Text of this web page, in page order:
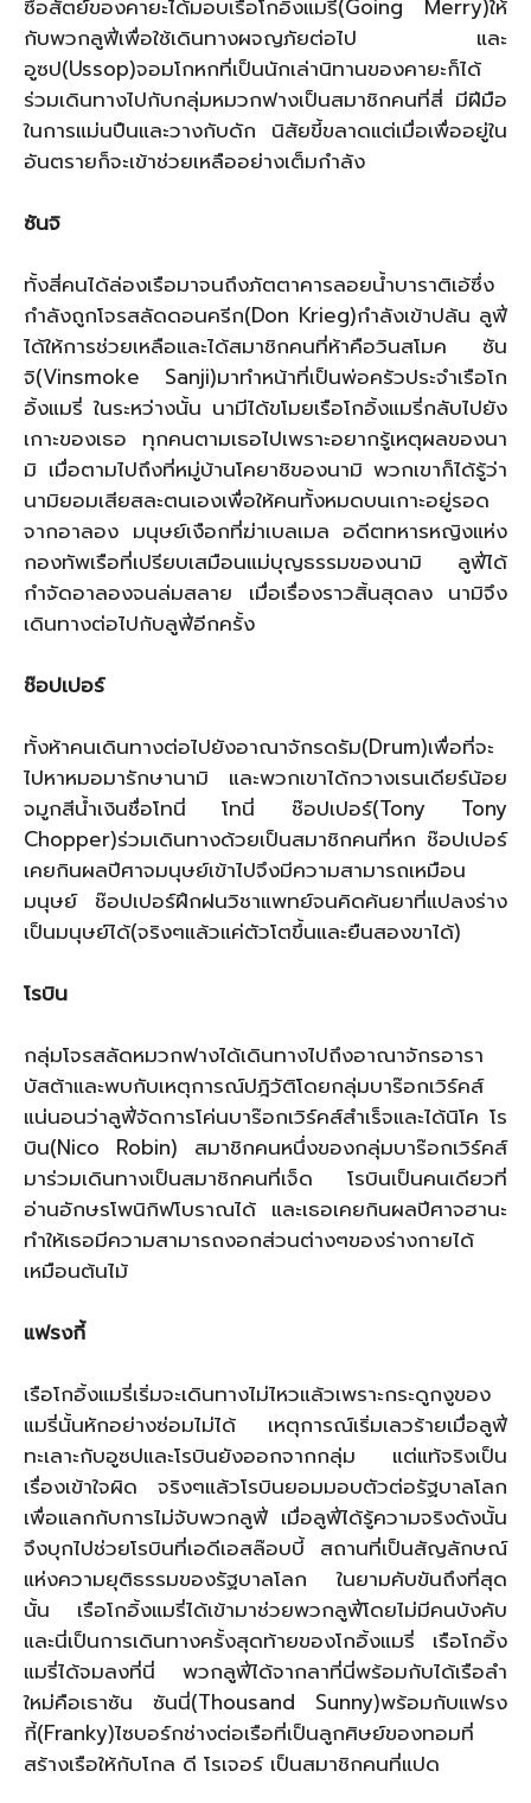
ซึ่อสัตย์ของคายะได้มอบเรือโกอิ้งแมรี่(Going Merry)ให้
กับพวกลูฟี่เพื่อใช้เดินทางผจญภัยต่อไป และ
อูซป(Ussop)จอมโกหกที่เป็นนักเล่านิทานของคายะก็ได้
ร่วมเดินทางไปกับกลุ่มหมวกฟางเป็นสมาชิกคนที่สี่ มีฝีมือ
ในการแม่นปืนและวางกับดัก นิสัยขี้ขลาดแต่เมื่อเพื่ออยู่ใน
อันตรายก็จะเข้าช่วยเหลืออย่างเต็มกำลัง
ซันจิ
ทั้งสี่คนได้ล่องเรือมาจนถึงภัตตาคารลอยน้ำบาราติเอ้ซึ่ง
กำลังถูกโจรสลัดดอนครีก(Don Krieg)กำลังเข้าปล้น ลูฟี่
ได้ให้การช่วยเหลือและได้สมาชิกคนที่ห้าคือวินสโมค ซัน
จิ(Vinsmoke Sanji)มาทำหน้าที่เป็นพ่อครัวประจำเรือโก
อิ้งแมรี่ ในระหว่างนั้น นามีได้ขโมยเรือโกอิ้งแมรี่กลับไปยัง
เกาะของเธอ ทุกคนตามเธอไปเพราะอยากรู้เหตุผลของนา
มิ เมื่อตามไปถึงที่หมู่บ้านโคยาชิของนามิ พวกเขาก็ได้รู้ว่า
นามิยอมเสียสละตนเองเพื่อให้คนทั้งหมดบนเกาะอยู่รอด
จากอาลอง มนุษย์เงือกที่ฆ่าเบลเมล อดีตทหารหญิงแห่ง
กองทัพเรือที่เปรียบเสมือนแม่บุญธรรมของนามิ ลูฟี่ได้
กำจัดอาลองจนล่มสลาย เมื่อเรื่องราวสิ้นสุดลง นามิจึง
เดินทางต่อไปกับลูฟี่อีกครั้ง
ช๊อปเปอร์
ทั้งห้าคนเดินทางต่อไปยังอาณาจักรดรัม(Drum)เพื่อที่จะ
ไปหาหมอมารักษานามิ และพวกเขาได้กวางเรนเดียร์น้อย
จมูกสีน้ำเงินชื่อโทนี่ โทนี่ ช๊อปเปอร์(Tony Tony
Chopper)ร่วมเดินทางด้วยเป็นสมาชิกคนที่หก ช๊อปเปอร์
เคยกินผลปีศาจมนุษย์เข้าไปจึงมีความสามารถเหมือน
มนุษย์ ช๊อปเปอร์ฝึกฝนวิชาแพทย์จนคิดค้นยาที่แปลงร่าง
เป็นมนุษย์ได้(จริงๆแล้วแค่ตัวโตขึ้นและยืนสองขาได้)
โรบิน
กลุ่มโจรสลัดหมวกฟางได้เดินทางไปถึงอาณาจักรอารา
บัสต้าและพบกับเหตุการณ์ปฎิวัติโดยกลุ่มบาร๊อกเวิร์คส์
แน่นอนว่าลูฟี่จัดการโค่นบาร๊อกเวิร์คส์สำเร็จและได้นิโค โร
บิน(Nico Robin) สมาชิกคนหนึ่งของกลุ่มบาร๊อกเวิร์คส์
มาร่วมเดินทางเป็นสมาชิกคนที่เจ็ด โรบินเป็นคนเดียวที่
อ่านอักษรโพนิกิฟโบราณได้ และเธอเคยกินผลปีศาจฮานะ
ทำให้เธอมีความสามารถงอกส่วนต่างๆของร่างกายได้
เหมือนต้นไม้
แฟรงกี้
เรือโกอิ้งแมรี่เริ่มจะเดินทางไม่ไหวแล้วเพราะกระดูกงูของ
แมรี่นั้นหักอย่างซ่อมไม่ได้ เหตุการณ์เริ่มเลวร้ายเมื่อลูฟี่
ทะเลาะกับอูซปและโรบินยังออกจากกลุ่ม แต่แท้จริงเป็น
เรื่องเข้าใจผิด จริงๆแล้วโรบินยอมมอบตัวต่อรัฐบาลโลก
เพื่อแลกกับการไม่จับพวกลูฟี่ เมื่อลูฟี่ได้รู้ความจริงดังนั้น
จึงบุกไปช่วยโรบินที่เอดีเอสล๊อบบี้ สถานที่เป็นสัญลักษณ์
แห่งความยุติธรรมของรัฐบาลโลก ในยามคับขันถึงที่สุด
นั้น เรือโกอิ้งแมรี่ได้เข้ามาช่วยพวกลูฟี่โดยไม่มีคนบังคับ
และนี่เป็นการเดินทางครั้งสุดท้ายของโกอิ้งแมรี่ เรือโกอิ้ง
แมรี่ได้จมลงที่นี่ พวกลูฟี่ได้จากลาที่นี่พร้อมกับได้เรือลำ
ใหม่คือเธาซัน ซันนี่(Thousand Sunny)พร้อมกับแฟรง
กี้(Franky)ไซบอร์กช่างต่อเรือที่เป็นลูกศิษย์ของทอมที่
สร้างเรือให้กับโกล ดี โรเจอร์ เป็นสมาชิกคนที่แปด